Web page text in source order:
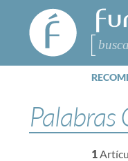
FundéuRAE
- Fundación
del Español
Urgente
Buscar
Palabras
1